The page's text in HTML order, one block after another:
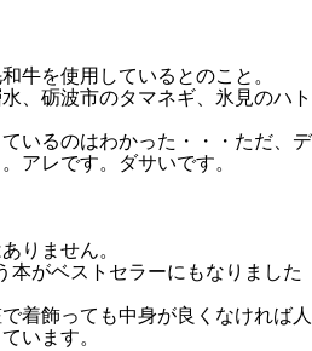
牛を使用しているとのこと。
、砺波市のタマネギ、氷見のハト
いるのはわかった・・・ただ、デ
アレです。ダサいです。
りません。
本がベストセラーにもなりました
着飾っても中身が良くなければ人
います。